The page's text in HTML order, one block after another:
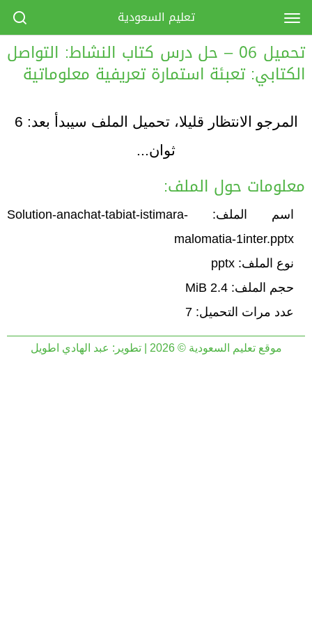
تحميل 06 – حل درس كتاب النشاط: التواصل
الكتابي: تعبئة استمارة تعريفية معلوماتية
المرجو الانتظار قليلا، تحميل الملف سيبدأ بعد: 6
ثوان...
معلومات حول الملف:
اسم الملف: Solution-anachat-tabiat-istimara-
malomatia-1inter.pptx
نوع الملف: pptx
حجم الملف: 2.4 MiB
عدد مرات التحميل: 7
موقع تعليم السعودية © 2026 | تطوير: عبد الهادي اطويل
تعليم السعودية